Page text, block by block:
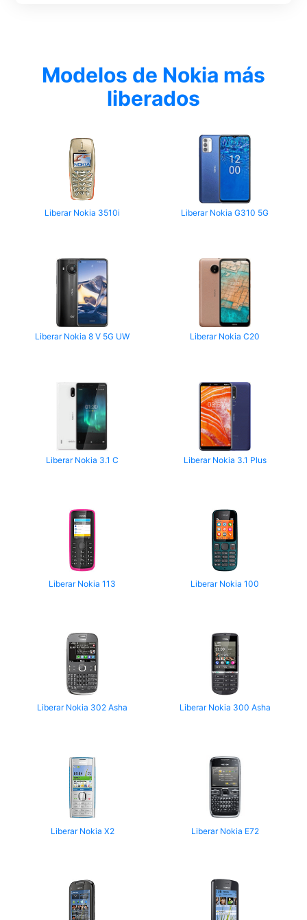
Modelos de Nokia más
liberados
Liberar Nokia 3510i Liberar Nokia G310 5G
Liberar Nokia 8 V 5G UW Liberar Nokia C20
Liberar Nokia 3.1 C Liberar Nokia 3.1 Plus
Liberar Nokia 113 Liberar Nokia 100
Liberar Nokia 302 Asha Liberar Nokia 300 Asha
Liberar Nokia X2 Liberar Nokia E72